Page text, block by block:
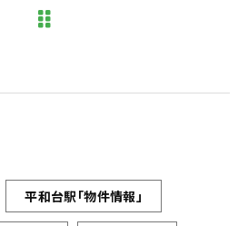
平和台駅「物件情報」
お問い合わせはこちら